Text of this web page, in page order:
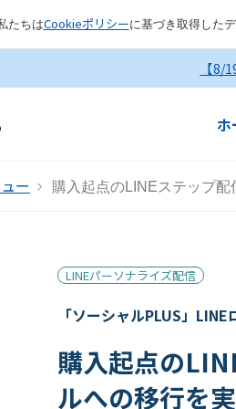
たちはCookieポリシーに基づき取得した
【8/
ホ
ー 購入起点のLINEステップ
LINEパーソナライズ配信
「ソーシャルPLUS」
購入起点の
ルへの移行を